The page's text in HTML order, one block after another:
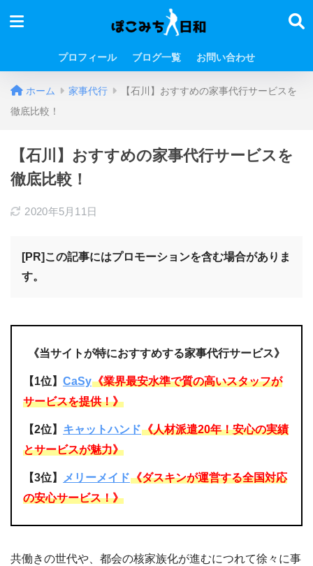
プロフィール ブログ一覧 お問い合わせ
ホーム 家事代行
【石川】おすすめの家事代行サービスを
徹底比較！
【石川】おすすめの家事代行サービスを
徹底比較！
2020年5月11日
[PR]この記事にはプロモーションを含む場合がありま
す。
《当サイトが特におすすめする家事代行サービス》
【1位】 CaSy《業界最安水準で質の高いスタッフが
サービスを提供！》
【2位】 キャットハンド《人材派遣20年！安心の実績
とサービスが魅力》
【3位】 メリーメイド《ダスキンが運営する全国対応
の安心サービス！》
共働きの世代や、都会の核家族化が進むにつれて徐々に事